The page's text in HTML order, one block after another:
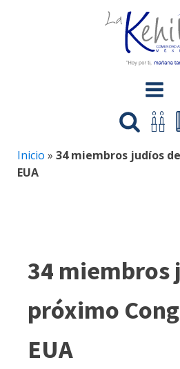
Inicio » 34 miembros judíos
EUA
34 miembros
próximo
EUA